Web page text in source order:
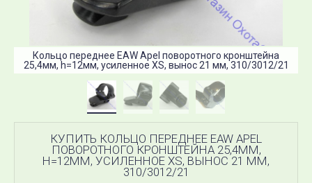
Кольцо переднее EAW Apel поворотного кронштейна
25,4мм, h=12мм, усиленное XS, вынос 21 мм, 310/3012/21
КУПИТЬ КОЛЬЦО ПЕРЕДНЕЕ EAW APEL
ПОВОРОТНОГО КРОНШТЕЙНА 25,4ММ,
H=12ММ, УСИЛЕННОЕ XS, ВЫНОС 21 ММ,
310/3012/21